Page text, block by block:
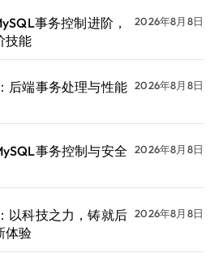
事务控制进阶，
技能
2026年8月8日
后端事务处理与性能 2026年8月8日
事务控制与安全
2026年8月8日
以科技之力，铸就后
体验
2026年8月8日